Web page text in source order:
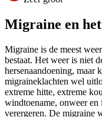
Migraine en
Migraine is de meest
bestaat. Het weer is niet
hersenaandoening, maar
migraineklachten wel
extreme hitte, extreme
windtoename, onweer
verergeren. De migraine